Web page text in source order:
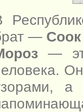
—
—
а